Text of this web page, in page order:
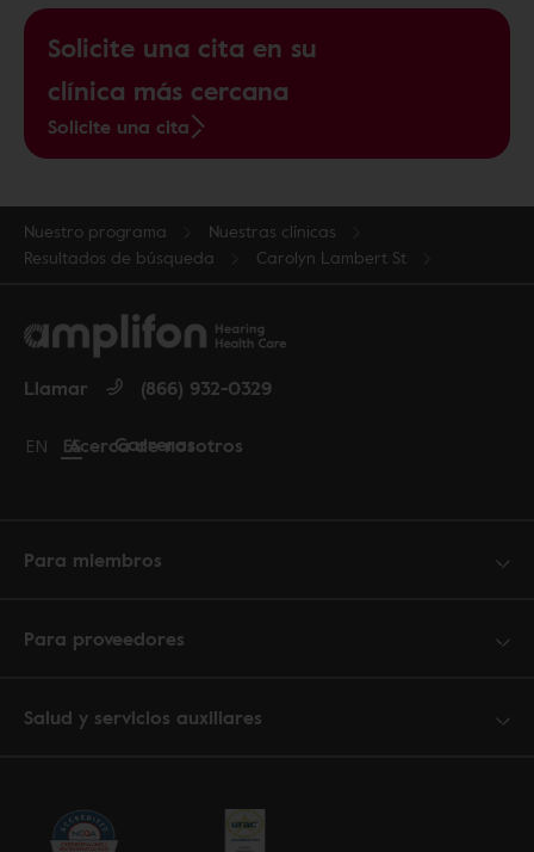
Solicite una cita en su
clínica más cercana
Solicite una cita
Nuestro programa
Nuestras clínicas
Resultados de búsqueda
Carolyn Lambert St
Acerca de nosotros
Carreras
Llamar (866) 932-0329
Change language to English
EN Cambiar idioma a español
ES
Para miembros
Para proveedores
Salud y servicios auxiliares